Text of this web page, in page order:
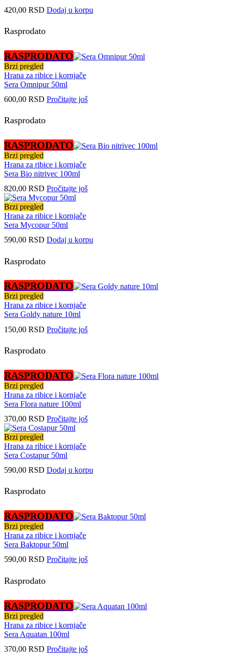
420,00 RSD Dodaj u korpu
Rasprodato
RASPRODATO
Brzi pregled
Hrana za ribice i kornjače
Sera Omnipur 50ml
600,00 RSD Pročitajte još
Rasprodato
RASPRODATO
Brzi pregled
Hrana za ribice i kornjače
Sera Bio nitrivec 100ml
820,00 RSD Pročitajte još
Brzi pregled
Hrana za ribice i kornjače
Sera Mycopur 50ml
590,00 RSD Dodaj u korpu
Rasprodato
RASPRODATO
Brzi pregled
Hrana za ribice i kornjače
Sera Goldy nature 10ml
150,00 RSD Pročitajte još
Rasprodato
RASPRODATO
Brzi pregled
Hrana za ribice i kornjače
Sera Flora nature 100ml
370,00 RSD Pročitajte još
Brzi pregled
Hrana za ribice i kornjače
Sera Costapur 50ml
590,00 RSD Dodaj u korpu
Rasprodato
RASPRODATO
Brzi pregled
Hrana za ribice i kornjače
Sera Baktopur 50ml
590,00 RSD Pročitajte još
Rasprodato
RASPRODATO
Brzi pregled
Hrana za ribice i kornjače
Sera Aquatan 100ml
370,00 RSD Pročitajte još